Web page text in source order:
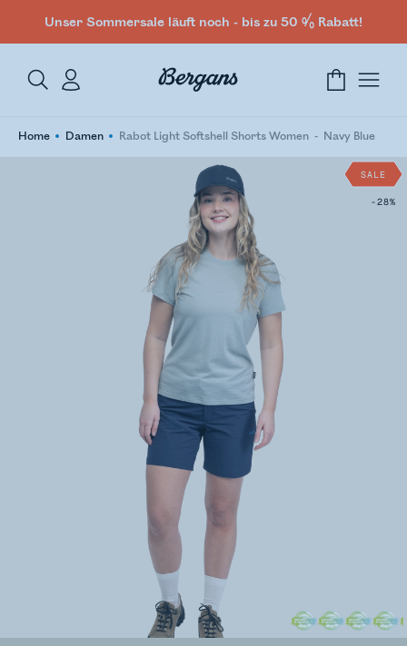
Unser Sommersale läuft noch - bis zu 50 % Rabatt!
Home Damen Rabot Light Softshell Shorts Women Navy Blue
SALE
-28%